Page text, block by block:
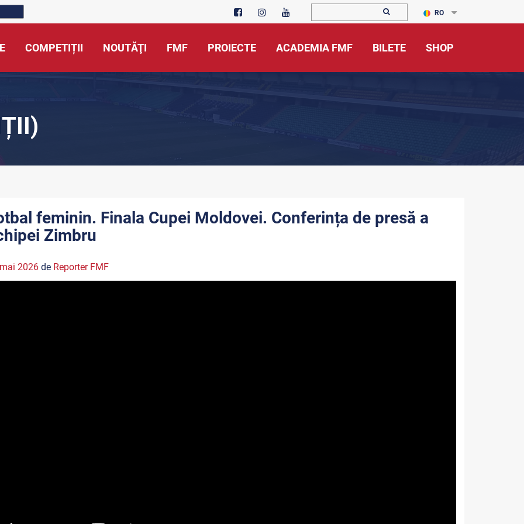
RO
COMPETIȚII NOUTĂŢI FMF PROIECTE ACADEMIA FMF BILETE SHOP
feminin. Finala Cupei Moldovei. Conferința de presă a
Zimbru
2026de Reporter FMF